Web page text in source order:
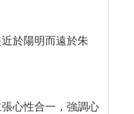
於陽明而遠於朱
心性合一，強調心